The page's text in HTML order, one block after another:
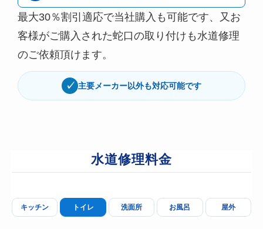
最大30％割引適応で当社購入も可能です、又お
客様がご購入された蛇口の取り付けも水道修理
のご依頼頂けます。
✓ 主要メーカー以外も対応可能です
水道修理料金
キッチン トイレ 洗面所 お風呂 屋外